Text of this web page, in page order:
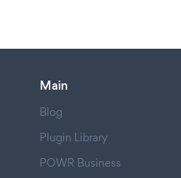
Main
Blog
Plugin Library
POWR Business